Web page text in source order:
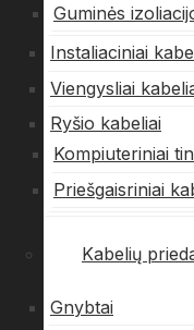
Guminės
Instaliaciniai
Viengysliai
Ryšio kabeliai
Kompiuteriniai
Priešgaisriniai
Kabelių
Gnybtai